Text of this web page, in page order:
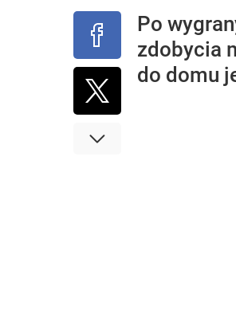
Po
zdobycia
do domu